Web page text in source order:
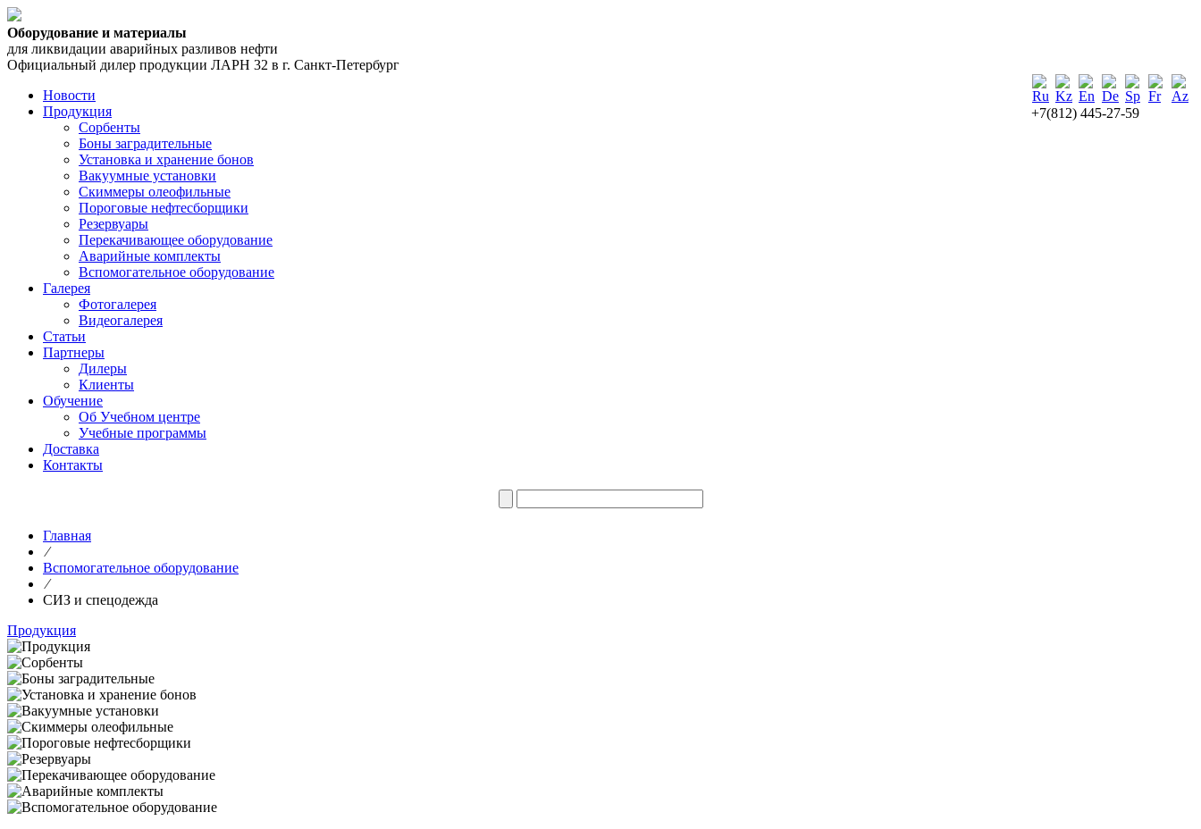
Оборудование и материалы
для ликвидации аварийных разливов нефти
Официальный дилер продукции ЛАРН 32 в г. Санкт-Петербург
+7(812) 445-27-59
Новости
Продукция
Сорбенты
Боны заградительные
Установка и хранение бонов
Вакуумные установки
Скиммеры олеофильные
Пороговые нефтесборщики
Резервуары
Перекачивающее оборудование
Аварийные комплекты
Вспомогательное оборудование
Галерея
Фотогалерея
Видеогалерея
Статьи
Партнеры
Дилеры
Клиенты
Обучение
Об Учебном центре
Учебные программы
Доставка
Контакты
Главная
⁄
Вспомогательное оборудование
⁄
СИЗ и спецодежда
Продукция